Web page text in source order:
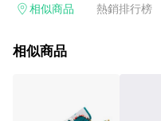
電玩/遊戲/相機/單眼/鏡頭/拍
的購回饋活動享Yahoo超贈點回
3. 訂單回饋金額將扣除運費/
價券等虛擬貨幣折抵 4. 大宗採
有相關事證認定您為大宗採購
相似商品 熱銷排行榜
相似商品